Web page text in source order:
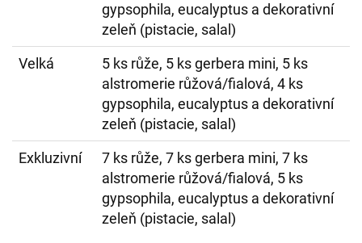
gypsophila, eucalyptus a dekorativní
zeleň (pistacie, salal)
Velká
5 ks růže, 5 ks gerbera mini, 5 ks
alstromerie růžová/fialová, 4 ks
gypsophila, eucalyptus a dekorativní
zeleň (pistacie, salal)
Exkluzivní
7 ks růže, 7 ks gerbera mini, 7 ks
alstromerie růžová/fialová, 5 ks
gypsophila, eucalyptus a dekorativní
zeleň (pistacie, salal)